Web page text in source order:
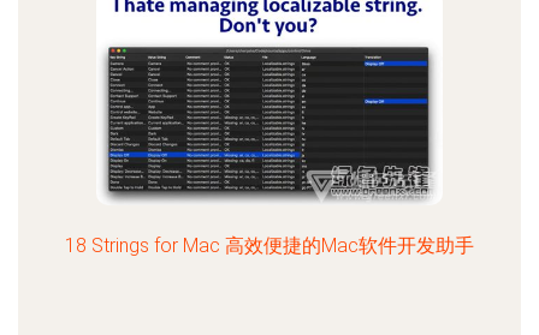
18 Strings for Mac 高效便捷的Mac软件开发助手